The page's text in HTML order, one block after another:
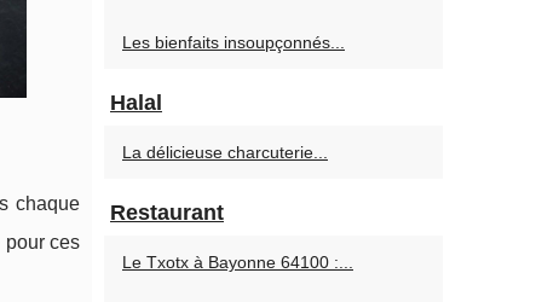
chaque
pour ces
Les bienfaits insoupçonnés...
Halal
La délicieuse charcuterie...
Restaurant
Le Txotx à Bayonne 64100 :...